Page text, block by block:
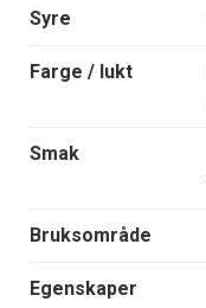
Syre
Farge / lukt
Smak
Bruksområde
Egenskaper